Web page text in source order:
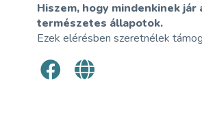
Hiszem, hogy mindenkinek
természetes állapotok.
Ezek elérésben szeretnélek